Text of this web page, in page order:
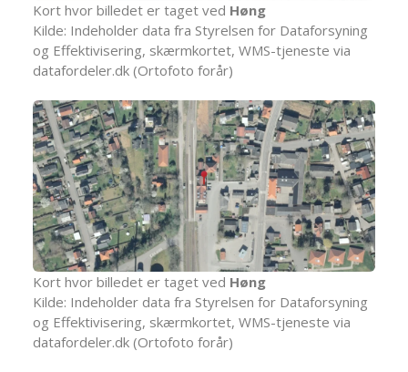
Kort hvor billedet er taget ved Høng
Kilde: Indeholder data fra Styrelsen for Dataforsyning
og Effektivisering, skærmkortet, WMS-tjeneste via
datafordeler.dk (Ortofoto forår)
Kort hvor billedet er taget ved Høng
Kilde: Indeholder data fra Styrelsen for Dataforsyning
og Effektivisering, skærmkortet, WMS-tjeneste via
datafordeler.dk (Ortofoto forår)